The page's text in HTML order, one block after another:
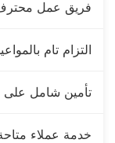
فريق عمل
التزام تام
تأمين شامل على
خدمة عملاء